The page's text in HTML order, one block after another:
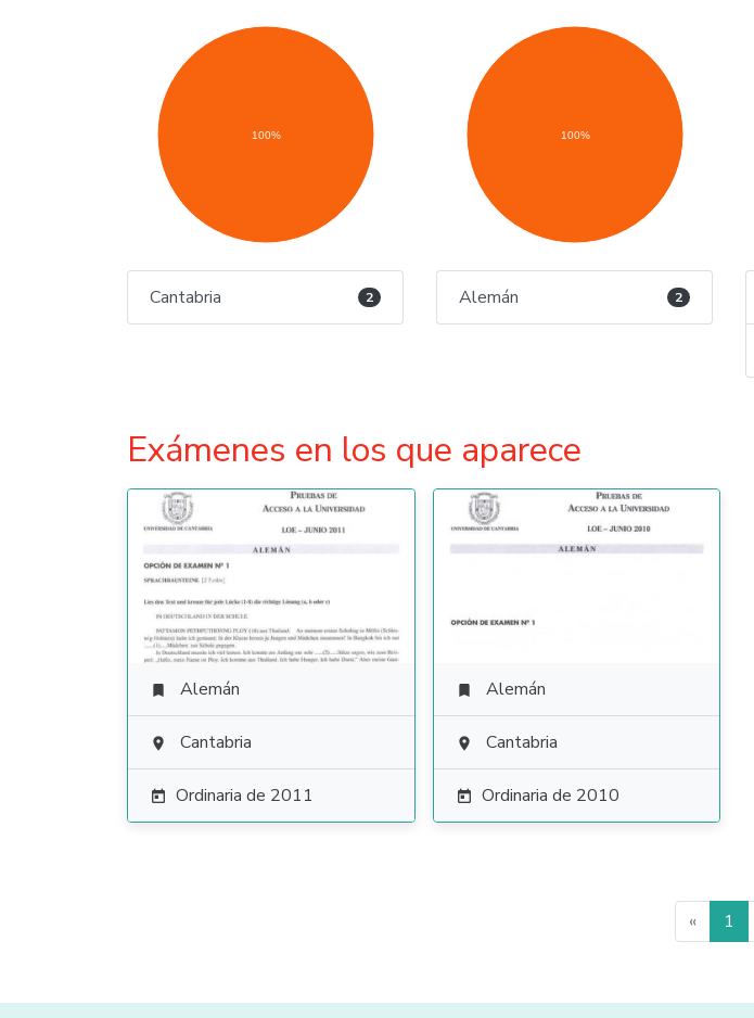
100%
Cantabria 2
100%
Alemán 2
Exámenes en los que aparece
 Alemán
 Cantabria
 Ordinaria de 2011
 Alemán
 Cantabria
 Ordinaria de 2010
« 1